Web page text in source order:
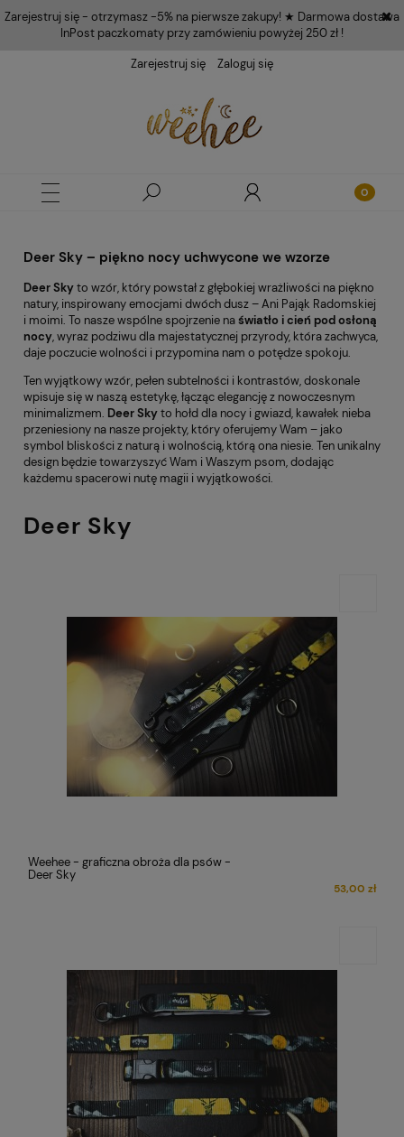
Zarejestruj się - otrzymasz -5% na pierwsze zakupy! ★ Darmowa dostawa
InPost paczkomaty przy zamówieniu powyżej 250 zł !
Zarejestruj się
Zaloguj się
Deer Sky – piękno nocy uchwycone we wzorze
Deer Skyto wzór, który powstał z głębokiej wrażliwości na piękno
natury, inspirowany emocjami dwóch dusz – Ani Pająk Radomskiej
i moimi. To nasze wspólne spojrzenie naświatło i cień pod osłoną
nocy, wyraz podziwu dla majestatycznej przyrody, która zachwyca,
daje poczucie wolności i przypomina nam o potędze spokoju.
Ten wyjątkowy wzór, pełen subtelności i kontrastów, doskonale
wpisuje się w naszą estetykę, łącząc elegancję z nowoczesnym
minimalizmem. Deer Skyto hołd dla nocy i gwiazd, kawałek nieba
przeniesiony na nasze projekty, który oferujemy Wam – jako
symbol bliskości z naturą i wolnością, którą ona niesie. Ten unikalny
design będzie towarzyszyć Wam i Waszym psom, dodając
każdemu spacerowi nutę magii i wyjątkowości.
Deer Sky
Weehee - graficzna obroża dla psów -
Deer Sky
53,00 zł